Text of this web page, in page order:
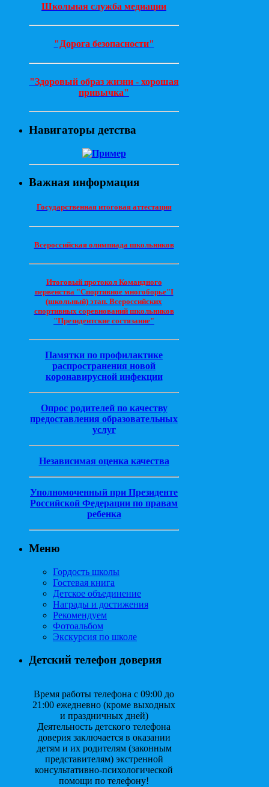
Школьная служба медиации
"Дорога безопасности"
"Здоровый образ жизни - хорошая
привычка"
Навигаторы детства
Важная информация
Государственная итоговая аттестация
Всероссийская олимпиада школьников
Итоговый протокол Командного
первенства "Спортивное многоборье"I
(школьный) этап. Всероссийских
спортивных соревнований школьников
"Президентские состязание"
Памятки по профилактике
распространения новой
коронавирусной инфекции
Опрос родителей по качеству
предоставления образовательных
услуг
Независимая оценка качества
Уполномоченный при Президенте
Российской Федерации по правам
ребенка
Меню
Гордость школы
Гостевая книга
Детское объединение
Награды и достижения
Рекомендуем
Фотоальбом
Экскурсия по школе
Детский телефон доверия
Время работы телефона с 09:00 до
21:00 ежедневно (кроме выходных
и праздничных дней)
Деятельность детского телефона
доверия заключается в оказании
детям и их родителям (законным
представителям) экстренной
консультативно-психологической
помощи по телефону!